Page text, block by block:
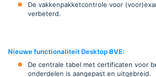
De vakkenpakketcontrole voor
verbeterd.
Nieuwe functionaliteit Desktop BVE:
De centrale tabel met certificaten voor
onderdelen is aangepast en uitgebreid.